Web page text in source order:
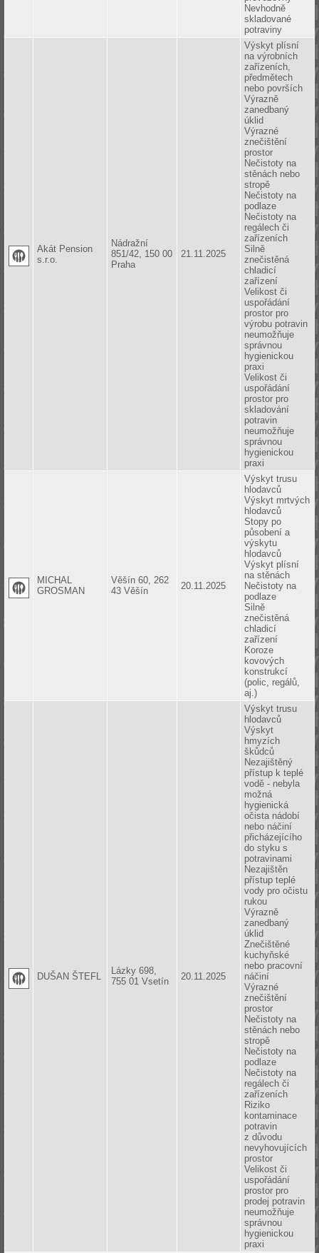
Nevhodně
skladované
potraviny
Akát Pension
s.r.o.
Nádražní
851/42, 150 00
Praha
21.11.2025
Výskyt plísní
na výrobních
zařízeních,
předmětech
nebo površích
Výrazně
zanedbaný
úklid
Výrazné
znečištění
prostor
Nečistoty na
stěnách nebo
stropě
Nečistoty na
podlaze
Nečistoty na
regálech či
zařízeních
Silně
znečistěná
chladicí
zařízení
Velikost či
uspořádání
prostor pro
výrobu potravin
neumožňuje
správnou
hygienickou
praxi
Velikost či
uspořádání
prostor pro
skladování
potravin
neumožňuje
správnou
hygienickou
praxi
MICHAL
GROSMAN
Věšín 60, 262
43 Věšín
20.11.2025
Výskyt trusu
hlodavců
Výskyt mrtvých
hlodavců
Stopy po
působení a
výskytu
hlodavců
Výskyt plísní
na stěnách
Nečistoty na
podlaze
Silně
znečistěná
chladicí
zařízení
Koroze
kovových
konstrukcí
(polic, regálů,
aj.)
DUŠAN ŠTEFL
Lázky 698,
755 01 Vsetín
20.11.2025
Výskyt trusu
hlodavců
Výskyt
hmyzích
škůdců
Nezajištěný
přístup k teplé
vodě - nebyla
možná
hygienická
očista nádobí
nebo náčiní
přicházejícího
do styku s
potravinami
Nezajištěn
přístup teplé
vody pro očistu
rukou
Výrazně
zanedbaný
úklid
Znečištěné
kuchyňské
nebo pracovní
náčiní
Výrazné
znečištění
prostor
Nečistoty na
stěnách nebo
stropě
Nečistoty na
podlaze
Nečistoty na
regálech či
zařízeních
Riziko
kontaminace
potravin
z důvodu
nevyhovujících
prostor
Velikost či
uspořádání
prostor pro
prodej potravin
neumožňuje
správnou
hygienickou
praxi